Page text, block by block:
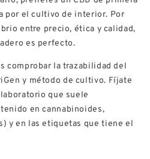
por el cultivo de interior. Por
entre precio, ética y calidad,
es perfecto.
comprobar la trazabilidad del
y método de cultivo. Fíjate
que suele
en cannabinoides,
y en las etiquetas que tiene el